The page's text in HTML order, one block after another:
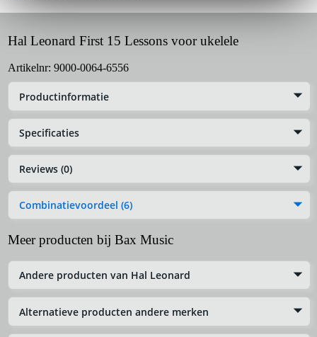
Hal Leonard First 15 Lessons voor ukelele
Artikelnr: 9000-0064-6556
Productinformatie
Specificaties
Reviews (0)
Combinatievoordeel (6)
Meer producten bij Bax Music
Andere producten van Hal Leonard
Alternatieve producten andere merken